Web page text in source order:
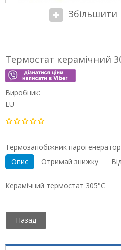
Збільшити
Термостат керамічний
Виробник:
EU
Термозапобіжник
Опис
Отримай знижку
Керамічний термостат 305°C